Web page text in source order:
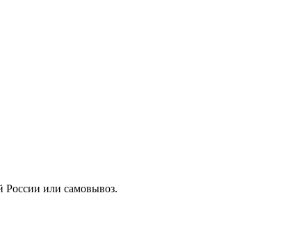
России или самовывоз.